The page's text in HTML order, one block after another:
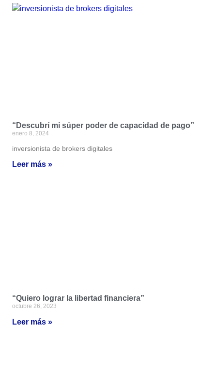
“Descubrí mi súper poder de capacidad de pago”
enero 8, 2024
inversionista de brokers digitales
Leer más »
“Quiero lograr la libertad financiera”
octubre 26, 2023
Leer más »